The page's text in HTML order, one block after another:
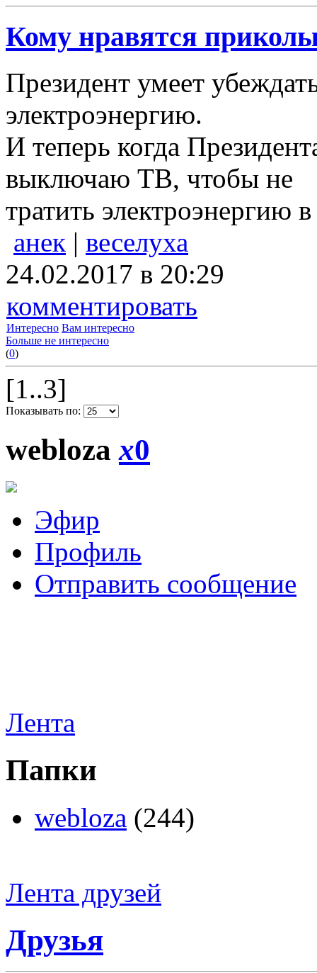
Кому нравятся
Президент умеет
электроэнергию.
И теперь когда
выключаю ТВ, чтобы не
тратить электроэнергию
анек | веселуха
24.02.2017 в 20:29
комментировать
Интересно Вам интересно
Больше не интересно
(0)
[1..3]
Показывать по:
weblozax0
Эфир
Профиль
Отправить сообщение
Лента
Папки
webloza (244)
Лента друзей
Друзья